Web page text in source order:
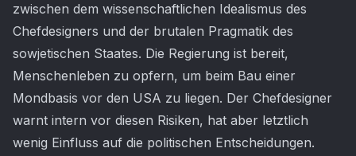
zwischen dem wissenschaftlichen Idealismus des
Chefdesigners und der brutalen Pragmatik des
sowjetischen Staates. Die Regierung ist bereit,
Menschenleben zu opfern, um beim Bau einer
Mondbasis vor den USA zu liegen. Der Chefdesigner
warnt intern vor diesen Risiken, hat aber letztlich
wenig Einfluss auf die politischen Entscheidungen.